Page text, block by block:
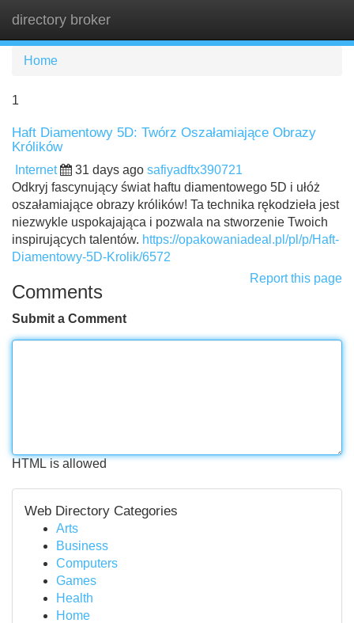
directory broker
Home
1
Haft Diamentowy 5D: Twórz Oszałamiające Obrazy
Królików
Internet 31 days ago safiyadftx390721
Odkryj fascynujący świat haftu diamentowego 5D i ułóż
oszałamiające obrazy królików! Ta technika rękodzieła jest
niezwykle uspokajająca i pozwala na stworzenie Twoich
inspirujących talentów. https://opakowaniadeal.pl/pl/p/Haft-
Diamentowy-5D-Krolik/6572
Report this page
Comments
Submit a Comment
HTML is allowed
Web Directory Categories
Arts
Business
Computers
Games
Health
Home